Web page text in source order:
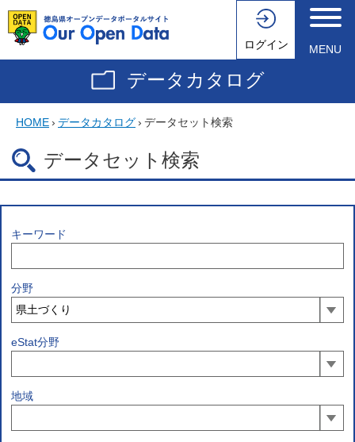
ログイン MENU
データカタログ
HOME› データカタログ› データセット検索
データセット検索
キーワード
分野
eStat分野
地域